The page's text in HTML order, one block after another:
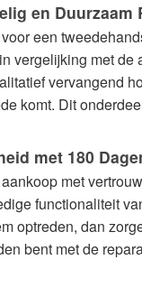
en Duurzaam
een
vergelijking met
vervangend
komt. Dit
met 180
met
functionaliteit
optreden, dan
bent met de